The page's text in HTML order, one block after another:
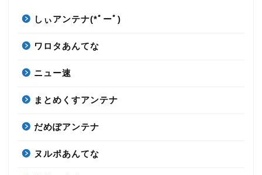
しぃアンテナ(*ﾟーﾟ)
ワロタあんてな
ニュー速
まとめくすアンテナ
だめぽアンテナ
ヌルポあんてな